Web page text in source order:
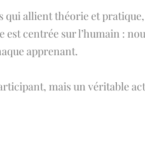
allient théorie et
centrée sur l’humain :
apprenant.
mais un véritable